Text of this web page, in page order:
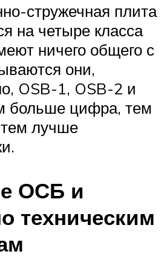
стружечная плита
на четыре класса
ничего общего с
они,
OSB-1, OSB-2 и
больше цифра, тем
лучше
ОСБ и
техническим